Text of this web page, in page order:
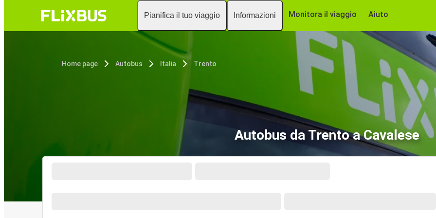
Pianifica il tuo viaggio Informazioni Monitora il viaggio Aiuto
Home page Autobus Italia Trento
Autobus da Trento a Cavalese